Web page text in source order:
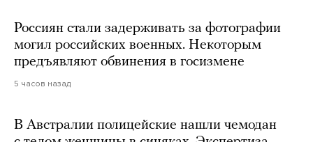
Россиян стали задерживать за фотографии
могил российских военных. Некоторым
предъявляют обвинения в госизмене
5 часов назад
В Австралии полицейские нашли чемодан